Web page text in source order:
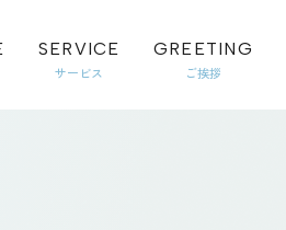
SERVICE GREETING